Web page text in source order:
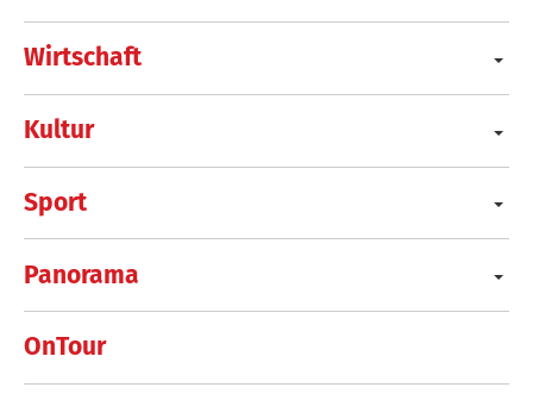
Wirtschaft
Kultur
Sport
Panorama
OnTour